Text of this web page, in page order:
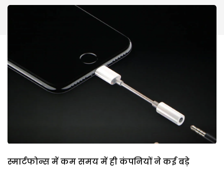
स्मार्टफोन्स में कम समय में ही कंपनियों ने कई बड़े